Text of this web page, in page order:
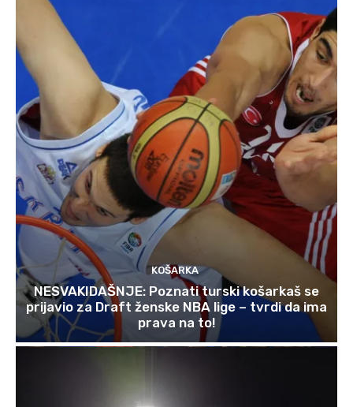
KOŠARKA
NESVAKIDAŠNJE: Poznati turski košarkaš se
prijavio za Draft ženske NBA lige – tvrdi da ima
prava na to!